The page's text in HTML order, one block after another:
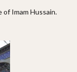
of Imam Hussain.